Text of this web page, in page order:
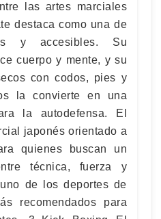
las artes marciales
destaca como una de
y accesibles. Su
cuerpo y mente, y su
con codos, pies y
la convierte en una
la autodefensa. El
japonés orientado a
quienes buscan un
técnica, fuerza y
de los deportes de
recomendados para